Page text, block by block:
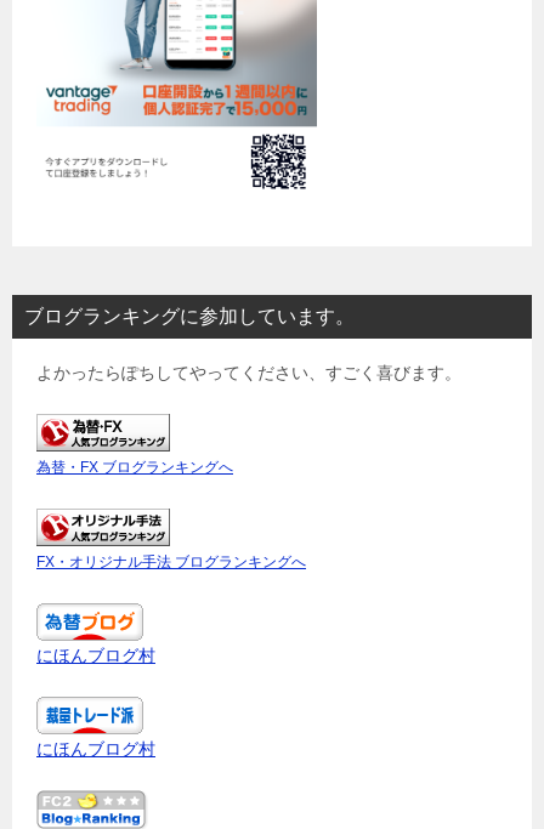
ブログランキングに参加しています。
よかったらぽちしてやってください、すごく喜びます。
為替・FX ブログランキングへ
FX・オリジナル手法 ブログランキングへ
にほんブログ村
にほんブログ村